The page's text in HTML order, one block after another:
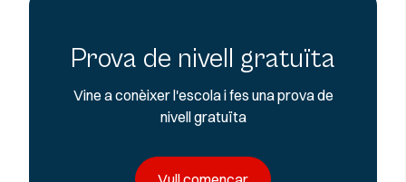
Prova de nivell gratuïta
Vine a conèixer l'escola i fes una prova de
nivell gratuïta